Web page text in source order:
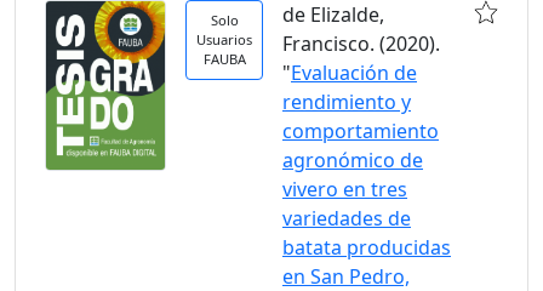
Solo
Usuarios
FAUBA
de Elizalde,
Francisco. (2020).
"Evaluación de
rendimiento y
comportamiento
agronómico de
vivero en tres
variedades de
batata producidas
en San Pedro,